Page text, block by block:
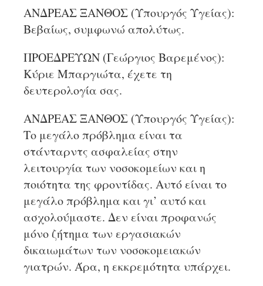
ΑΝΔΡΕΑΣ ΞΑΝΘΟΣ (Υπουργός Υγείας):
Βεβαίως, συμφωνώ απολύτως.
ΠΡΟΕΔΡΕΥΩΝ (Γεώργιος Βαρεμένος):
Κύριε Μπαργιώτα, έχετε τη
δευτερολογία σας.
ΑΝΔΡΕΑΣ ΞΑΝΘΟΣ (Υπουργός Υγείας):
Το μεγάλο πρόβλημα είναι τα
στάνταρντς ασφαλείας στην
λειτουργία των νοσοκομείων και η
ποιότητα της φροντίδας. Αυτό είναι το
μεγάλο πρόβλημα και γι’ αυτό και
ασχολούμαστε. Δεν είναι προφανώς
μόνο ζήτημα των εργασιακών
δικαιωμάτων των νοσοκομειακών
γιατρών. Άρα, η εκκρεμότητα υπάρχει.